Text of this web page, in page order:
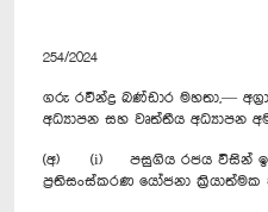
254/2024
ගරු රවීන්ද්‍ර බණ්ඩාර මහතා,—
අධ්‍යාපන සහ වෘත්තීය අධ්‍යාපන
(අ) (i) පසුගිය රජය විසින්
ප්‍රතිසංස්කරණ යෝජනා ක්‍රියාත්මක